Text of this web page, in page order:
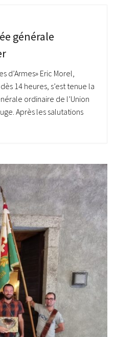
générale
d’Armes» Eric Morel,
14 heures, s’est tenue la
ordinaire de l’Union
Après les salutations